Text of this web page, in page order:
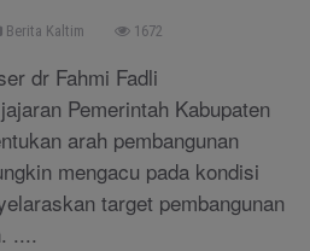
Berita Kaltim 1672
dr Fahmi Fadli
Pemerintah Kabupaten
arah pembangunan
mengacu pada kondisi
target pembangunan
....